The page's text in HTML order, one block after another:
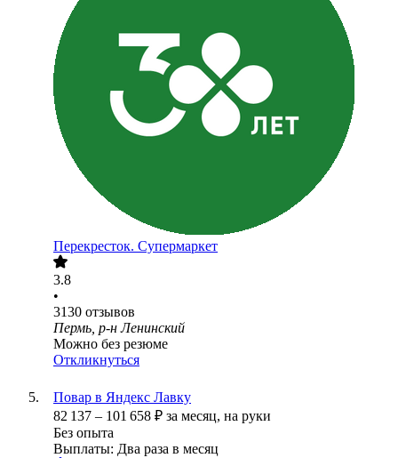
Перекресток. Супермаркет
3.8
•
3130 отзывов
Пермь, р-н Ленинский
Можно без резюме
Откликнуться
Повар в Яндекс Лавку
82 137 – 101 658 ₽ за месяц, на руки
Без опыта
Выплаты: Два раза в месяц